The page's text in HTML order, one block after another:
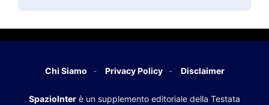
Chi Siamo Privacy Policy Disclaimer
SpazioInter è un supplemento editoriale della Testata